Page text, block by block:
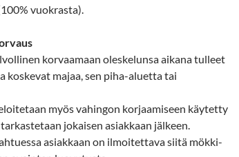
vuokrasta).
korvaamaan oleskelunsa aikana tulleet
koskevat majaa, sen piha-aluetta tai
myös vahingon korjaamiseen käytetty
jokaisen asiakkaan jälkeen.
asiakkaan on ilmoitettava siitä mökki-